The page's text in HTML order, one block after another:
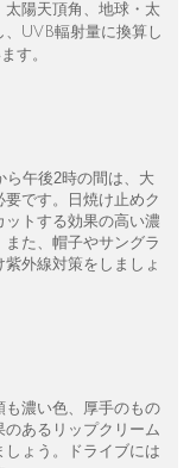
陽天頂角、地球・太
、UVB輻射量に換算し
す。
ら午後2時の間は、大
です。日焼け止めク
ットする効果の高い濃
た、帽子やサングラ
外線対策をしましょ
も濃い色、厚手のもの
あるリップクリーム
ょう。ドライブには